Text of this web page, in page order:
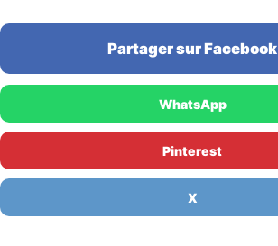
Partager sur Facebook
WhatsApp
Pinterest
X